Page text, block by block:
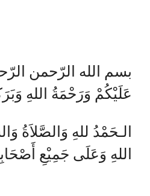
بسم الله الرّحمن
عَلَيْكُمْ وَرَحْمَةُ اللهِ
الـحَمْدُ للهِ وَالصَّلاَةُ
اللهِ وَعَلَى جَمِيْعِ